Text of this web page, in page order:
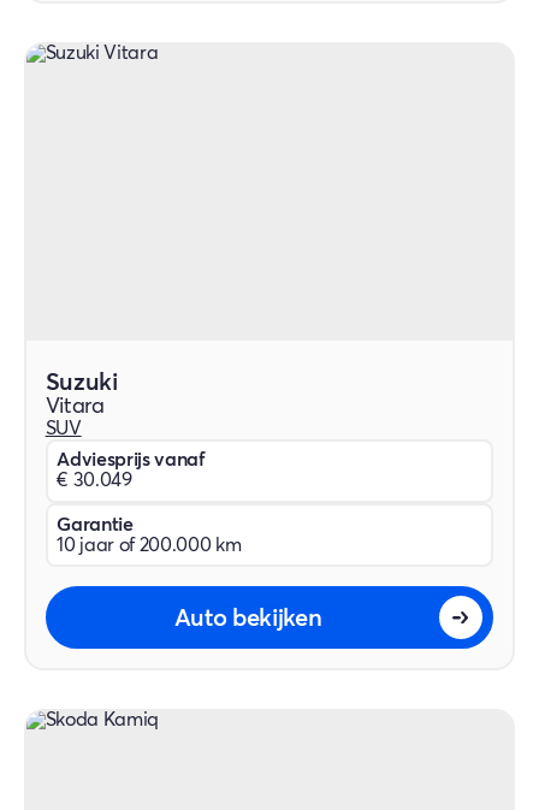
Suzuki
Vitara
SUV
Adviesprijs vanaf
€ 30.049
Garantie
10 jaar of 200.000 km
Auto bekijken